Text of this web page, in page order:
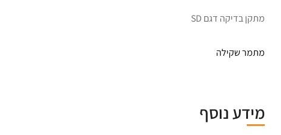
מתקן בדיקה דגם SD
מתמר שקילה
מידע נוסף